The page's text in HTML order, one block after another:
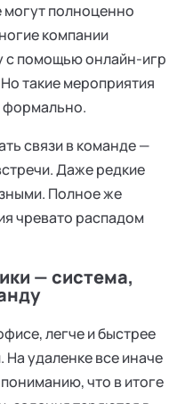
могут полноценно
компании
с помощью онлайн-игр
такие мероприятия
формально.
связи в команде —
Даже редкие
Полное же
чревато распадом
— система,
легче и быстрее
На удаленке все иначе
что в итоге